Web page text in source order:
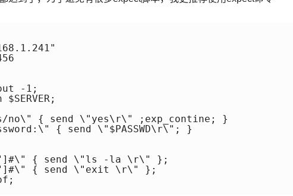
-1;
$SERVER;
no\" { send \"yes\r\" ;exp_contine; }
{ send \"$PASSWD\r\"; }
{ send \"ls -la \r\" };
{ send \"exit \r\" };